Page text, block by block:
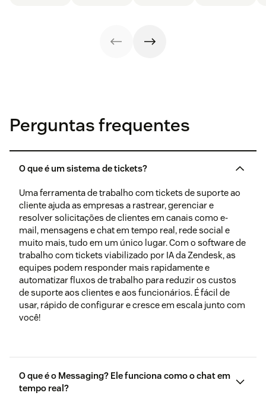
Perguntas frequentes
O que é um sistema de tickets?
Uma ferramenta de trabalho com tickets de suporte ao
cliente ajuda as empresas a rastrear, gerenciar e
resolver solicitações de clientes em canais como e-
mail, mensagens e chat em tempo real, rede social e
muito mais, tudo em um único lugar. Com o software de
trabalho com tickets viabilizado por IA da Zendesk, as
equipes podem responder mais rapidamente e
automatizar fluxos de trabalho para reduzir os custos
de suporte aos clientes e aos funcionários. É fácil de
usar, rápido de configurar e cresce em escala junto com
você!
O que é o Messaging? Ele funciona como o chat em
tempo real?